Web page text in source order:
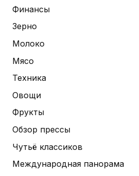
Финансы
Зерно
Молоко
Мясо
Техника
Овощи
Фрукты
Обзор прессы
Чутьё классиков
Международная панорама